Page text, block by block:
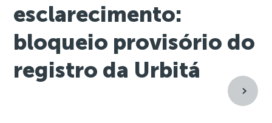
esclarecimento:
bloqueio provisório do
registro da Urbitá